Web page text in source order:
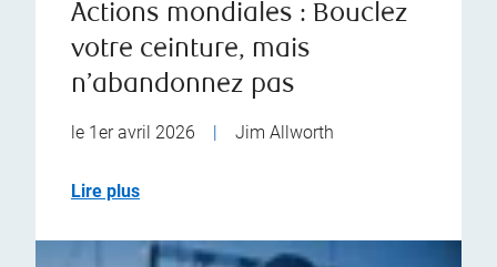
Actions mondiales : Bouclez
votre ceinture, mais
n’abandonnez pas
le 1er avril 2026 Jim Allworth
Lire plus